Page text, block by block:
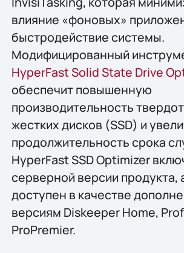
влияние «фоновых»
быстродействие системы.
Модифицированный
HyperFast Solid State Drive
обеспечит повышенную
производительность
жестких дисков (SSD) и
продолжительность срока
HyperFast SSD Optimizer
серверной версии продукта,
доступен в качестве
версиям Diskeeper Home,
ProPremier.